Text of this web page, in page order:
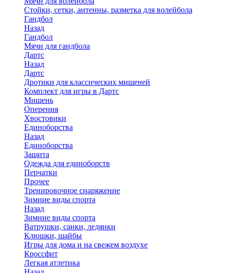
Стойки, сетки, антенны, разметка для волейбола
Гандбол
Назад
Гандбол
Мячи для гандбола
Дартс
Назад
Дартс
Дротики для классических мишеней
Комплект для игры в Дартс
Мишень
Оперения
Хвостовики
Единоборства
Назад
Единоборства
Защита
Одежда для единоборств
Перчатки
Прочее
Тренировочное снаряжение
Зимние виды спорта
Назад
Зимние виды спорта
Ватрушки, санки, ледянки
Клюшки, шайбы
Игры для дома и на свежем воздухе
Кроссфит
Легкая атлетика